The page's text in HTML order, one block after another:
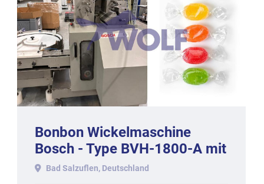
Bonbon Wickelmaschine
Bosch - Type BVH-1800-A mit
circa 1000 Stck/min
Bad Salzuflen, Deutschland